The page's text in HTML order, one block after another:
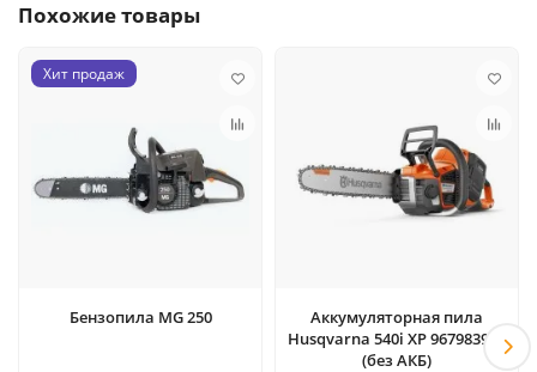
Похожие товары
Хит продаж
Бензопила MG 250
Аккумуляторная пила
Husqvarna 540i XP 967983916
(без АКБ)